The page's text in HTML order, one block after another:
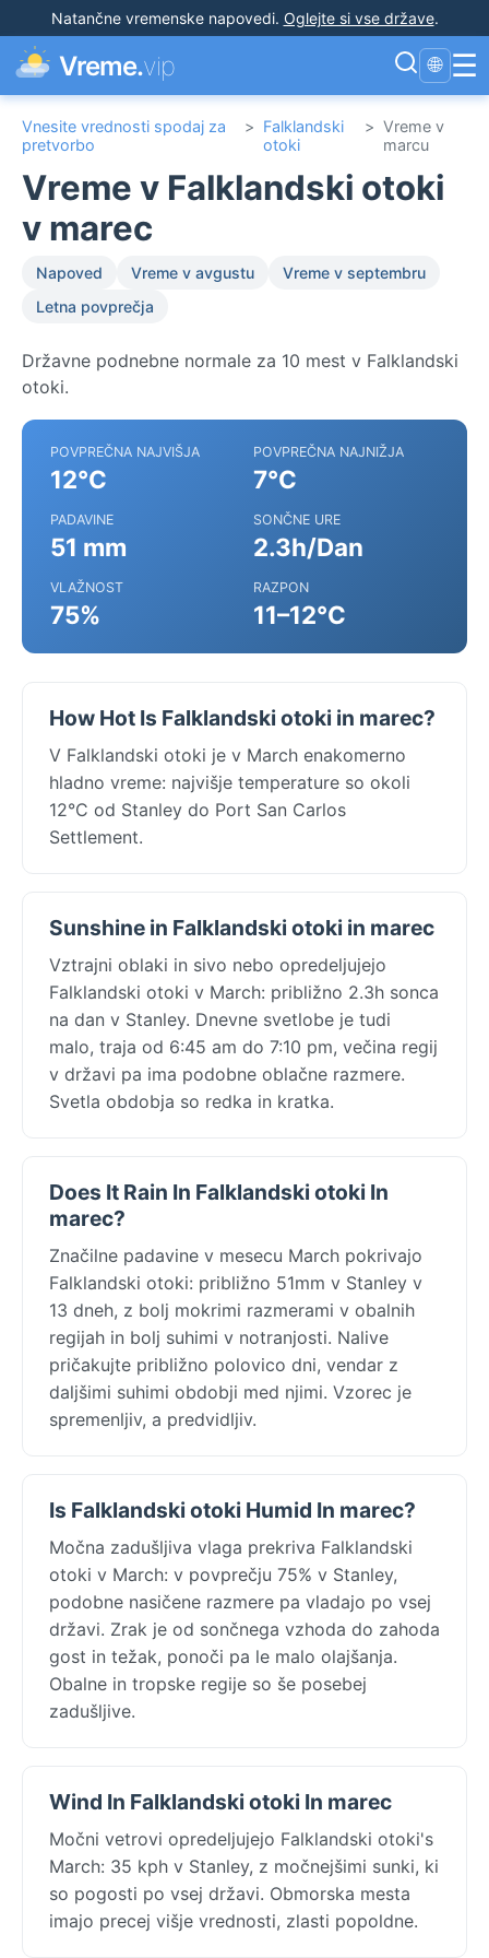
Natančne vremenske napovedi. Oglejte si vse države.
Vreme.vip 🌐 ☰
Vnesite vrednosti spodaj za
pretvorbo
> Falklandski
otoki
> Vreme v
marcu
Vreme v Falklandski otoki
v marec
Napoved Vreme v avgustu
Vreme v septembru
Letna povprečja
Državne podnebne normale za 10 mest v Falklandski
otoki.
POVPREČNA NAJVIŠJA
12°C
POVPREČNA NAJNIŽJA
7°C
PADAVINE
51 mm
SONČNE URE
2.3h/Dan
VLAŽNOST
75%
RAZPON
11–12°C
How Hot Is Falklandski otoki in marec?
V Falklandski otoki je v March enakomerno
hladno vreme: najvišje temperature so okoli
12°C od Stanley do Port San Carlos
Settlement.
Sunshine in Falklandski otoki in marec
Vztrajni oblaki in sivo nebo opredeljujejo
Falklandski otoki v March: približno 2.3h sonca
na dan v Stanley. Dnevne svetlobe je tudi
malo, traja od 6:45 am do 7:10 pm, večina regij
v državi pa ima podobne oblačne razmere.
Svetla obdobja so redka in kratka.
Does It Rain In Falklandski otoki In
marec?
Značilne padavine v mesecu March pokrivajo
Falklandski otoki: približno 51mm v Stanley v
13 dneh, z bolj mokrimi razmerami v obalnih
regijah in bolj suhimi v notranjosti. Nalive
pričakujte približno polovico dni, vendar z
daljšimi suhimi obdobji med njimi. Vzorec je
spremenljiv, a predvidljiv.
Is Falklandski otoki Humid In marec?
Močna zadušljiva vlaga prekriva Falklandski
otoki v March: v povprečju 75% v Stanley,
podobne nasičene razmere pa vladajo po vsej
državi. Zrak je od sončnega vzhoda do zahoda
gost in težak, ponoči pa le malo olajšanja.
Obalne in tropske regije so še posebej
zadušljive.
Wind In Falklandski otoki In marec
Močni vetrovi opredeljujejo Falklandski otoki's
March: 35 kph v Stanley, z močnejšimi sunki, ki
so pogosti po vsej državi. Obmorska mesta
imajo precej višje vrednosti, zlasti popoldne.